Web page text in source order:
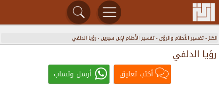
الكنز-تفسير الأحلام والرؤى-تفسير الأحلام لإبن سيرين-رؤيا الدلفي
رؤيا الدلفي
أكتب تعليق أرسل وتساب